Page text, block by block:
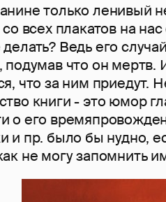
только ленивый
со всех плакатов на
Ведь его
подумав что он
что за ним приедут.
книги - это юмор
о его
и пр. было бы нудно,
не могу запомнить